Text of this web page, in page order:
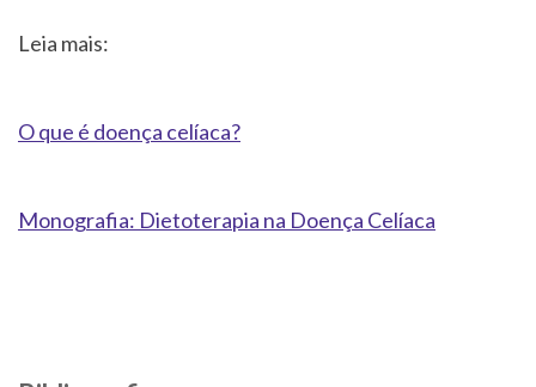
Leia mais:
O que é doença celíaca?
Monografia: Dietoterapia na Doença Celíaca